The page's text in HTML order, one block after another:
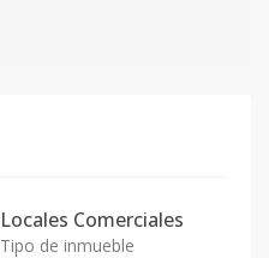
Locales Comerciales
Tipo de inmueble